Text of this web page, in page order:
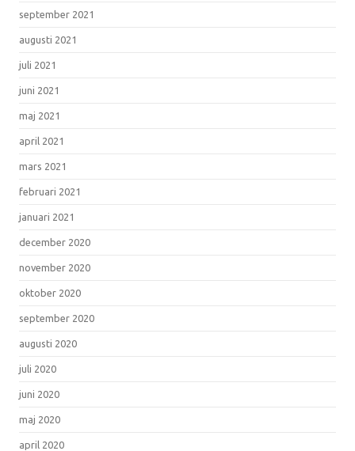
september 2021
augusti 2021
juli 2021
juni 2021
maj 2021
april 2021
mars 2021
februari 2021
januari 2021
december 2020
november 2020
oktober 2020
september 2020
augusti 2020
juli 2020
juni 2020
maj 2020
april 2020